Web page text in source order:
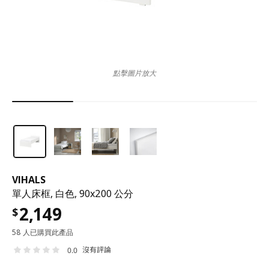
VIHALS
單人床框, 白色, 90x200 公分
$2,149
58 人已購買此產品
0.0 沒有評論
點擊圖片放大